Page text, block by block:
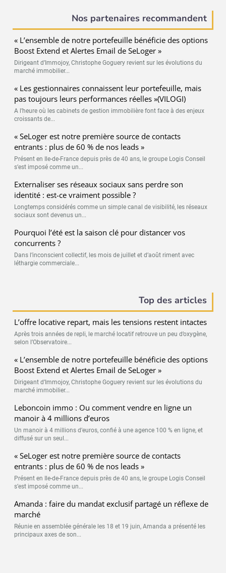
Nos partenaires recommandent
« L’ensemble de notre portefeuille bénéficie des options
Boost Extend et Alertes Email de SeLoger »
Dirigeant d’Immojoy, Christophe Goguery revient sur les évolutions du
marché immobilier...
« Les gestionnaires connaissent leur portefeuille, mais
pas toujours leurs performances réelles »(VILOGI)
A l’heure où les cabinets de gestion immobilière font face à des enjeux
croissants de...
« SeLoger est notre première source de contacts
entrants : plus de 60 % de nos leads »
Présent en Ile-de-France depuis près de 40 ans, le groupe Logis Conseil
s’est imposé comme un...
Externaliser ses réseaux sociaux sans perdre son
identité : est-ce vraiment possible ?
Longtemps considérés comme un simple canal de visibilité, les réseaux
sociaux sont devenus un...
Pourquoi l’été est la saison clé pour distancer vos
concurrents ?
Dans l’inconscient collectif, les mois de juillet et d’août riment avec
léthargie commerciale...
Top des articles
L’offre locative repart, mais les tensions restent intactes
Après trois années de repli, le marché locatif retrouve un peu d’oxygène,
selon l’Observatoire...
« L’ensemble de notre portefeuille bénéficie des options
Boost Extend et Alertes Email de SeLoger »
Dirigeant d’Immojoy, Christophe Goguery revient sur les évolutions du
marché immobilier...
Leboncoin immo : Ou comment vendre en ligne un
manoir à 4 millions d’euros
Un manoir à 4 millions d’euros, confié à une agence 100 % en ligne, et
diffusé sur un seul...
« SeLoger est notre première source de contacts
entrants : plus de 60 % de nos leads »
Présent en Ile-de-France depuis près de 40 ans, le groupe Logis Conseil
s’est imposé comme un...
Amanda : faire du mandat exclusif partagé un réflexe de
marché
Réunie en assemblée générale les 18 et 19 juin, Amanda a présenté les
principaux axes de son...